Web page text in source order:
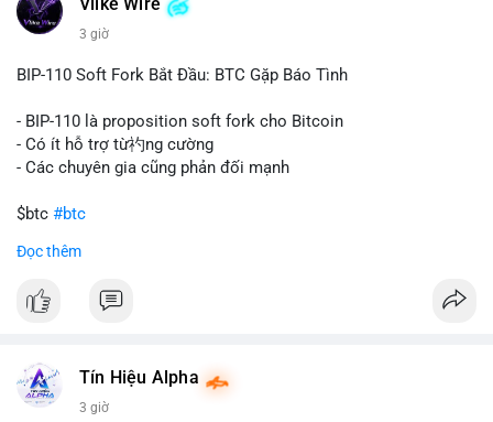
này có thể phản ánh ba kịch bản chính: thứ nhất, cá voi đang
chuẩn bị thanh khoản bằng cách chuyển lên sàn giao dịch, tạo
để nắm giữ dài hạn, thể hiện niềm tin vào xu hướng tăng; thứ
tán rủi ro. Với mức giá 65K, khối lượng này không quá lớn để
gây sốc thanh khoản tức thời, nhưng vẫn đủ sức tạo biến động
tâm lý ngắn hạn nếu hướng đến sàn tập trung.
Lời khuyên cho nhà đầu tư nhỏ lẻ:
hướng đi của dòng tiền. Tránh hành động theo cảm xúc, ưu
rõ ràng về đích đến của số BTC này.
#dongtienlon
Vlike Wire
3 giờ
BIP-110 Soft Fork Bắt Đầu: BTC Gặp Báo Tình
- BIP-110 là proposition soft fork cho Bitcoin
- Có ít hỗ trợ từ礿ng cường
- Các chuyên gia cũng phản đối mạnh
$btc #btc
#vlikevn
📰 Nguồn: CoinDesk
Đọc thêm
Tín Hiệu Alpha
3 giờ